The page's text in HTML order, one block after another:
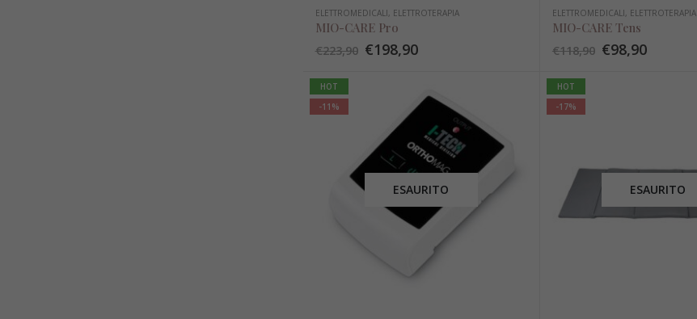
ELETTROMEDICALI, ELETTROTERAPIA
MIO-CARE Pro
€223,90 €198,90
ELETTROMEDICALI, ELETTROTERAPIA
MIO-CARE Tens
€118,90 €98,90
HOT
-11%
ESAURITO
HOT
-17%
ESAURITO